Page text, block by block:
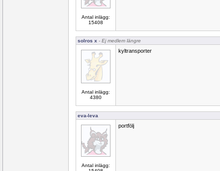
Antal inlägg:
15408
solros x - Ej medlem längre
Antal inlägg:
4380
kyltransporter
eva-leva
Antal inlägg:
portfölj